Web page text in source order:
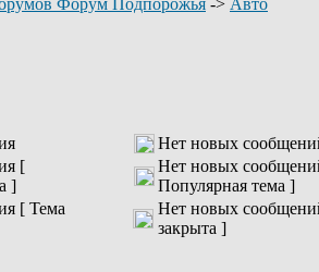
Форум Подпорожья -> Авто
Нет новых
[
]
Нет новых
Популярная тема ]
[ Тема
Нет новых
закрыта ]